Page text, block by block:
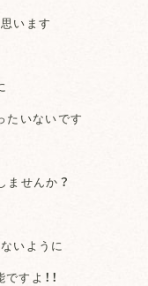
います
たいないです
ませんか？
いように
すよ！！